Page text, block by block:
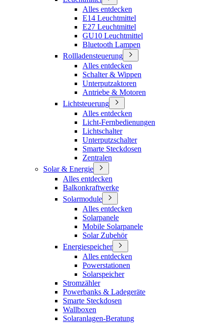
Alles entdecken
E14 Leuchtmittel
E27 Leuchtmittel
GU10 Leuchtmittel
Bluetooth Lampen
Rollladensteuerung
Alles entdecken
Schalter & Wippen
Unterputzaktoren
Antriebe & Motoren
Lichtsteuerung
Alles entdecken
Licht-Fernbedienungen
Lichtschalter
Unterputzschalter
Smarte Steckdosen
Zentralen
Solar & Energie
Alles entdecken
Balkonkraftwerke
Solarmodule
Alles entdecken
Solarpanele
Mobile Solarpanele
Solar Zubehör
Energiespeicher
Alles entdecken
Powerstationen
Solarspeicher
Stromzähler
Powerbanks & Ladegeräte
Smarte Steckdosen
Wallboxen
Solaranlagen-Beratung